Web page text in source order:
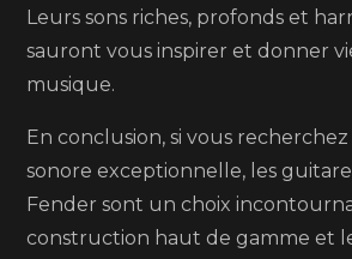
Leurs sons riches, profonds et
sauront vous inspirer et donner
musique.
En conclusion, si vous
sonore exceptionnelle, les
Fender sont un choix
construction haut de gamme et